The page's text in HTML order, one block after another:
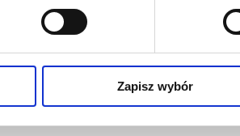
Zapisz wybór